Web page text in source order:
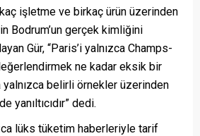
işletme ve birkaç ürün üzerinden
Bodrum’un gerçek kimliğini
Gür, “Paris’i yalnızca Champs-
ne kadar eksik bir
yalnızca belirli örnekler üzerinden
yanıltıcıdır” dedi.
lüks tüketim haberleriyle tarif